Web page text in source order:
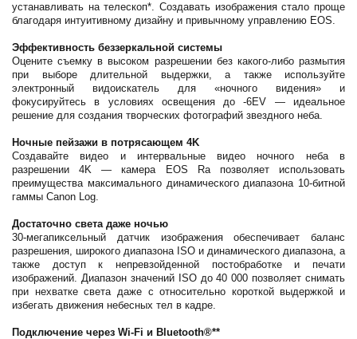
устанавливать на телескоп*. Создавать изображения стало проще
благодаря интуитивному дизайну и привычному управлению EOS.
Эффективность беззеркальной системы
Оцените съемку в высоком разрешении без какого-либо размытия
при выборе длительной выдержки, а также используйте
электронный видоискатель для «ночного видения» и
фокусируйтесь в условиях освещения до -6EV — идеальное
решение для создания творческих фотографий звездного неба.
Ночные пейзажи в потрясающем 4K
Создавайте видео и интервальные видео ночного неба в
разрешении 4K — камера EOS Ra позволяет использовать
преимущества максимального динамического диапазона 10-битной
гаммы Canon Log.
Достаточно света даже ночью
30-мегапиксельный датчик изображения обеспечивает баланс
разрешения, широкого диапазона ISO и динамического диапазона, а
также доступ к непревзойденной постобработке и печати
изображений. Диапазон значений ISO до 40 000 позволяет снимать
при нехватке света даже с относительно короткой выдержкой и
избегать движения небесных тел в кадре.
Подключение через Wi-Fi и Bluetooth®**